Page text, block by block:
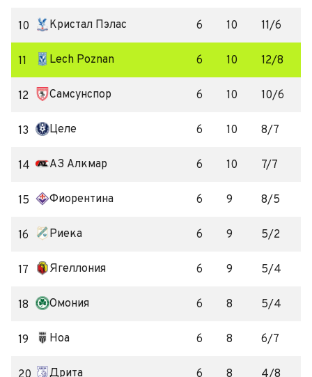
10 Кристал Пэлас 6 10 11/6
11 Lech Poznan 6 10 12/8
12 Самсунспор 6 10 10/6
13 Целе 6 10 8/7
14 АЗ Алкмар 6 10 7/7
15 Фиорентина 6 9 8/5
16 Риека 6 9 5/2
17 Ягеллония 6 9 5/4
18 Омония 6 8 5/4
19 Ноа 6 8 6/7
Дрита